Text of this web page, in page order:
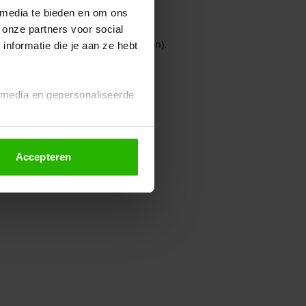
te bieden en om ons
partners voor social
die je aan ze hebt
en gepersonaliseerde
altijd wijzigen of
Accepteren
console for more information).